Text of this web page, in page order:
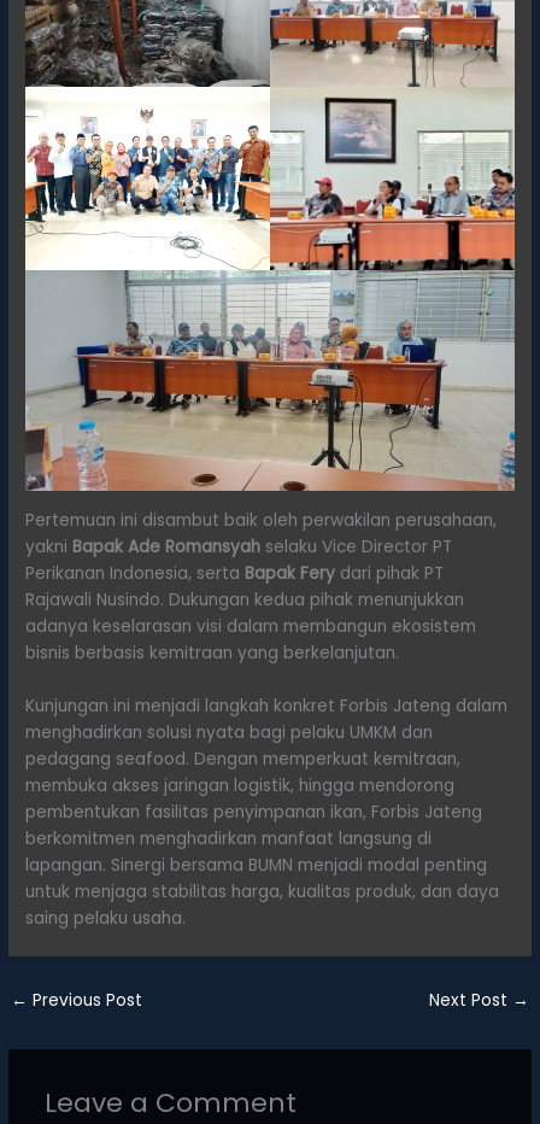
Pertemuan ini disambut baik oleh perwakilan perusahaan,
yakni Bapak Ade Romansyah selaku Vice Director PT
Perikanan Indonesia, serta Bapak Fery dari pihak PT
Rajawali Nusindo. Dukungan kedua pihak menunjukkan
adanya keselarasan visi dalam membangun ekosistem
bisnis berbasis kemitraan yang berkelanjutan.
Kunjungan ini menjadi langkah konkret Forbis Jateng dalam
menghadirkan solusi nyata bagi pelaku UMKM dan
pedagang seafood. Dengan memperkuat kemitraan,
membuka akses jaringan logistik, hingga mendorong
pembentukan fasilitas penyimpanan ikan, Forbis Jateng
berkomitmen menghadirkan manfaat langsung di
lapangan. Sinergi bersama BUMN menjadi modal penting
untuk menjaga stabilitas harga, kualitas produk, dan daya
saing pelaku usaha.
← Previous Post Next Post →
Leave a Comment